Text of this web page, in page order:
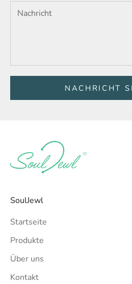
NACHRICHT
SoulJewl
Startseite
Produkte
Über uns
Kontakt